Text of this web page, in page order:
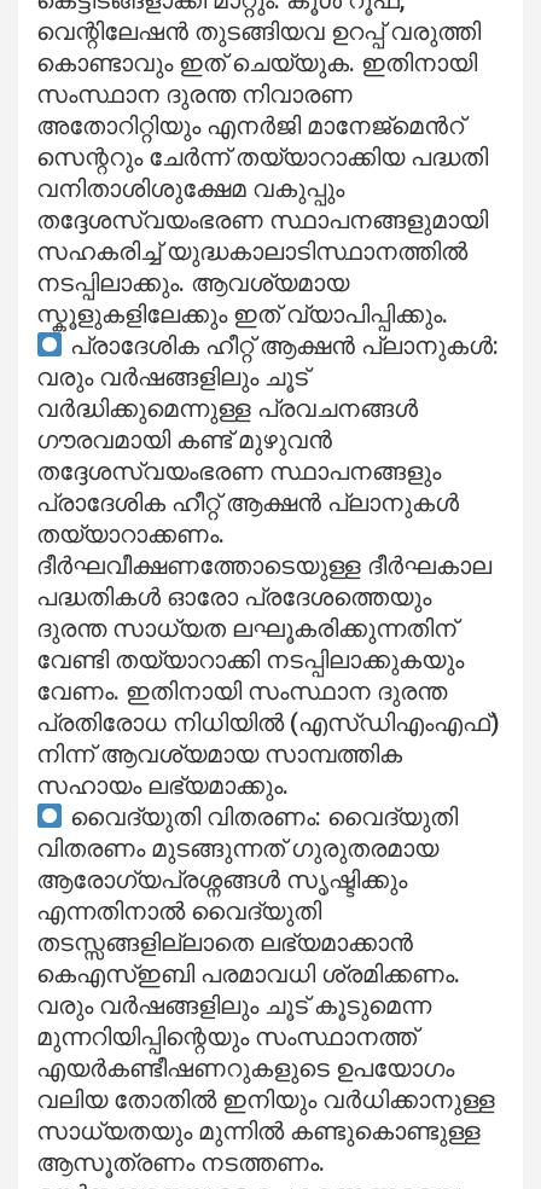
വെന്റിലേഷൻ തുടങ്ങിയവ ഉറപ്പ് വരുത്തി
കൊണ്ടാവും ഇത് ചെയ്യുക. ഇതിനായി
സംസ്ഥാന ദുരന്ത നിവാരണ
അതോറിറ്റിയും എനർജി മാനേജ്മെൻറ്
സെന്ററും ചേർന്ന് തയ്യാറാക്കിയ പദ്ധതി
വനിതാശിശുക്ഷേമ വകുപ്പും
തദ്ദേശസ്വയംഭരണ സ്ഥാപനങ്ങളുമായി
സഹകരിച്ച് യുദ്ധകാലാടിസ്ഥാനത്തിൽ
നടപ്പിലാക്കും. ആവശ്യമായ
സ്കൂളുകളിലേക്കും ഇത് വ്യാപിപ്പിക്കും.
പ്രാദേശിക ഹീറ്റ് ആക്ഷൻ പ്ലാനുകൾ:
വരും വർഷങ്ങളിലും ചൂട്
വർദ്ധിക്കുമെന്നുള്ള പ്രവചനങ്ങൾ
ഗൗരവമായി കണ്ട് മുഴുവൻ
തദ്ദേശസ്വയംഭരണ സ്ഥാപനങ്ങളും
പ്രാദേശിക ഹീറ്റ് ആക്ഷൻ പ്ലാനുകൾ
തയ്യാറാക്കണം.
ദീർഘവീക്ഷണത്തോടെയുള്ള ദീർഘകാല
പദ്ധതികൾ ഓരോ പ്രദേശത്തെയും
ദുരന്ത സാധ്യത ലഘൂകരിക്കുന്നതിന്
വേണ്ടി തയ്യാറാക്കി നടപ്പിലാക്കുകയും
വേണം. ഇതിനായി സംസ്ഥാന ദുരന്ത
പ്രതിരോധ നിധിയിൽ (എസ്ഡിഎംഎഫ്)
നിന്ന് ആവശ്യമായ സാമ്പത്തിക
സഹായം ലഭ്യമാക്കും.
വൈദ്യുതി വിതരണം: വൈദ്യുതി
വിതരണം മുടങ്ങുന്നത് ഗുരുതരമായ
ആരോഗ്യപ്രശ്നങ്ങൾ സൃഷ്ടിക്കും
എന്നതിനാൽ വൈദ്യുതി
തടസ്സങ്ങളില്ലാതെ ലഭ്യമാക്കാൻ
കെഎസ്ഇബി പരമാവധി ശ്രമിക്കണം.
വരും വർഷങ്ങളിലും ചൂട് കൂടുമെന്ന
മുന്നറിയിപ്പിന്റെയും സംസ്ഥാനത്ത്
എയർകണ്ടീഷണറുകളുടെ ഉപയോഗം
വലിയ തോതിൽ ഇനിയും വർധിക്കാനുള്ള
സാധ്യതയും മുന്നിൽ കണ്ടുകൊണ്ടുള്ള
ആസൂത്രണം നടത്തണം.